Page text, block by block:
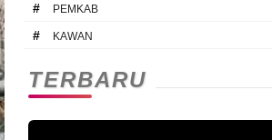
# PEMKAB
# KAWAN
TERBARU